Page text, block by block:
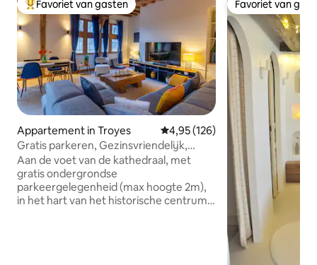
Topfavoriet van gasten
Favoriet van gasten
Appartement in Troyes Gemiddelde beoordeling van
4,95 (126)
Gratis parkeren, Gezinsvriendelijk,
Uitzicht op de kathedraal
Aan de voet van de kathedraal, met
gratis ondergrondse
parkeergelegenheid (max hoogte 2m),
in het hart van het historische centrum,
Favoriet van
Favoriet van